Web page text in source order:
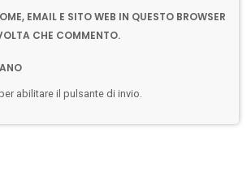
EMAIL E SITO WEB IN QUESTO BROWSER
CHE COMMENTO.
abilitare il pulsante di invio.